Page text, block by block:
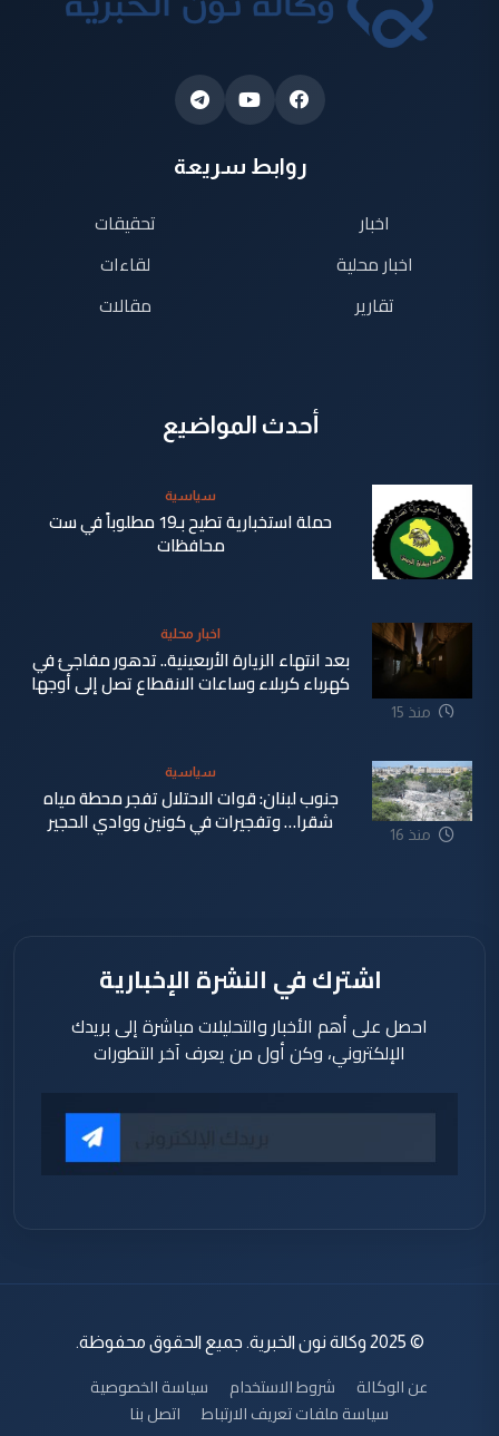
روابط سريعة
اخبار
اخبار محلية
تقارير
تحقيقات
لقاءات
مقالات
أحدث المواضيع
دقيقة
سياسية
حملة استخبارية تطيح بـ19 مطلوباً في ست
محافظات
منذ 15
اخبار محلية
بعد انتهاء الزيارة الأربعينية.. تدهور مفاجئ في
كهرباء كربلاء وساعات الانقطاع تصل إلى أوجها
منذ 16
سياسية
جنوب لبنان: قوات الاحتلال تفجر محطة مياه
شقرا… وتفجيرات في كونين ووادي الحجير
اشترك في النشرة الإخبارية
احصل على أهم الأخبار والتحليلات مباشرة إلى بريدك
الإلكتروني، وكن أول من يعرف آخر التطورات
© 2025 وكالة نون الخبرية. جميع الحقوق محفوظة.
عن الوكالة شروط الاستخدام
سياسة الخصوصية
سياسة ملفات تعريف الارتباط
اتصل بنا